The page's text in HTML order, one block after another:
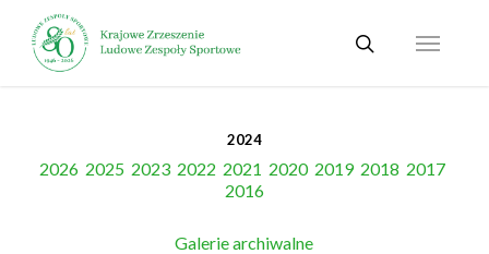
main
content
search
Menu
2024
2026 2025 2023 2022 2021 2020 2019 2018 2017
2016
Galerie archiwalne